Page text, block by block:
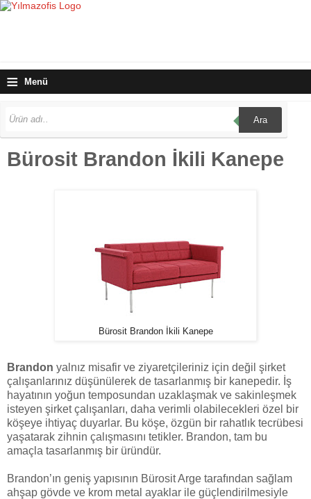
≡ Menü
Ara
Bürosit Brandon İkili Kanepe
Bürosit Brandon İkili Kanepe
Brandon yalnız misafir ve ziyaretçileriniz için değil şirket
çalışanlarınız düşünülerek de tasarlanmış bir kanepedir. İş
hayatının yoğun temposundan uzaklaşmak ve sakinleşmek
isteyen şirket çalışanları, daha verimli olabilecekleri özel bir
köşeye ihtiyaç duyarlar. Bu köşe, özgün bir rahatlık tecrübesi
yaşatarak zihnin çalışmasını tetikler. Brandon, tam bu
amaçla tasarlanmış bir üründür.
Brandon’ın geniş yapısının Bürosit Arge tarafından sağlam
ahşap gövde ve krom metal ayaklar ile güçlendirilmesiyle